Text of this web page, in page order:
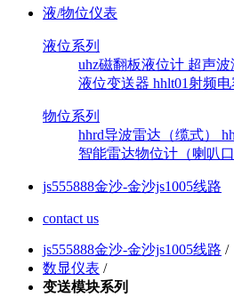
液/物位仪表
液位系列
uhz磁翻板液位计 超声
液位变送器 hhlt01射频
物位系列
hhrd导波雷达（缆式）
智能雷达物位计（喇叭口
js555888金沙-金沙js1005线路
contact us
js555888金沙-金沙js1005线路 /
数显仪表 /
变送模块系列